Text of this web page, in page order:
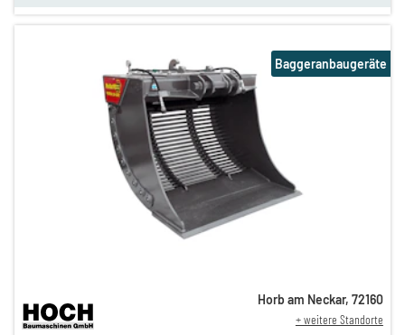
Baggeranbaugeräte
Horb am Neckar, 72160
+ weitere Standorte